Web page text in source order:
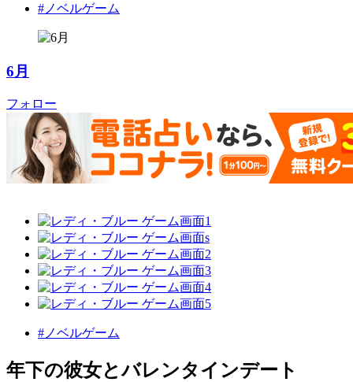
#ノベルゲーム
6月
フォロー
#ノベルゲーム
年下の彼女とバレンタインデート